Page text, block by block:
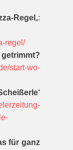
Regel „:
regel/
start-wo-
für ganz